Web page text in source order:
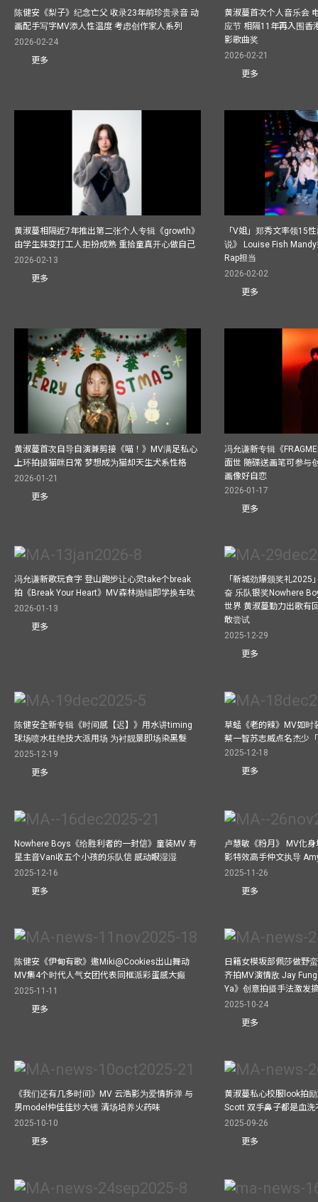
陈健安《梨子》纪念亡父 收录23年前珍贵录音 动
画配手写字MV添人性温度 考虑创作家人系列
2026-02-24
更多
黄淑蔓首次个人音乐会
应节 相隔11年再入围香
影歌曲奖
2026-02-21
更多
黄淑蔓相隔近7年推出第二张个人专辑《growth》
由学生妹变打工人拒扮成熟 重拾童真开心做自己
2026-02-13
更多
「V姐」郑秀文率领15
说》 Louise Fish
Rap担当
2026-02-02
更多
黄淑蔓首次自导自演兼剪接《喵！》MV满足私心
上环拍摄猫咪日常 梦想成为猫却天生犬系性格
2026-01-21
更多
冯允谦新专辑《
面世 随碟送画笔可参与
画像好自恋
2026-01-17
更多
冯允谦新歌玩食字 登山跑步让心灵take个break
拍《Break Your Heart》MV森林抛锚即学换车呔
2026-01-13
更多
「新城劲爆颁奖礼2025
奋 乐队银奖Nowhere
世界 黄淑蔓勤力出歌有
敢尝试
2025-12-29
更多
陈健安全新专辑《时间感【迟】》用水讲timing
球场喷水柱绝技大派用场 为衬靓景即场染黑髮
2025-12-19
更多
草蜢《老的辣》MV如时
蔡一智苏志威点名杰少
2025-12-18
更多
Nowhere Boys《给胜利者的一封信》童装MV 寿
星主音Van收五个小孩的乐队信 感动眼湿湿
2025-12-16
更多
卢慧敏《粉月》 MV化
影特效高手仲文执导
2025-11-26
更多
陈健安《伊甸有歌》邀Miki@Cookies出山舞动
MV集4个时代人气女团代表同框派彩蛋感大癫
2025-11-11
更多
日籍女模坂部佩莎做野
齐拍MV演情敌 Jay
Ya》创意拍摄手法激发
2025-10-24
更多
《我们还有几多时间》MV 云浩影为爱情拆弹 与
男model仲佳佳炒大镬 清场培养火药味
2025-10-10
更多
黄淑蔓私心校服look拍
Scott 双手鼻子都是血洗
2025-09-26
更多